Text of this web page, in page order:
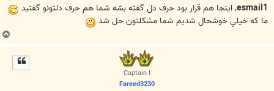
ت
esmail1, اينجا هم قرار بود حرف دل گفته بشه شما هم حرف دلتونو گفتيد
ما که خيلي خوشحال شديم شما مشکلتون حل شد
ب
ا
Captain I
Fareed3230